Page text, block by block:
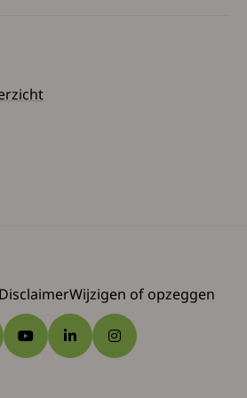
DisclaimerWijzigen of opzeggen
Facebook
Ga naar YouTube
Ga naar LinkedIn
Ga naar Instagram